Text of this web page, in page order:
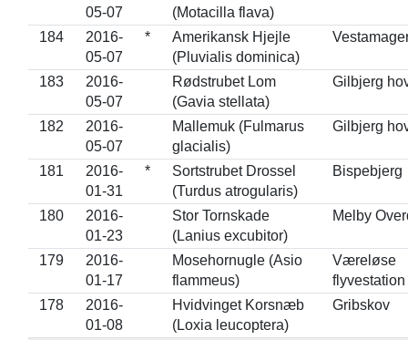
05-07
(Motacilla flava)
184
2016-
05-07
*
Amerikansk Hjejle
(Pluvialis dominica)
183
2016-
05-07
Rødstrubet Lom
(Gavia stellata)
Gilbjerg
182
2016-
05-07
Mallemuk (Fulmarus
glacialis)
Gilbjerg
181
2016-
01-31
*
Sortstrubet Drossel
(Turdus atrogularis)
Bispebjerg
180
2016-
01-23
Stor Tornskade
(Lanius excubitor)
Melby
179
2016-
01-17
Mosehornugle (Asio
flammeus)
Væreløse
flyvestation
178
2016-
01-08
Hvidvinget Korsnæb
(Loxia leucoptera)
Gribskov